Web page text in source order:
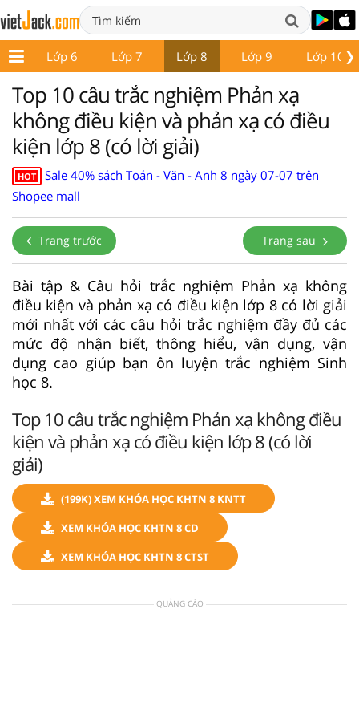
❯
5 Lớp 6 Lớp 7 Lớp 8 Lớp 9 Lớp 10
Top 10 câu trắc nghiệm Phản xạ
không điều kiện và phản xạ có điều
kiện lớp 8 (có lời giải)
HOT
Sale 40% sách Toán - Văn - Anh 8 ngày 07-07 trên
Shopee mall
Trang trước Trang sau
Bài tập & Câu hỏi trắc nghiệm Phản xạ không
điều kiện và phản xạ có điều kiện lớp 8 có lời giải
mới nhất với các câu hỏi trắc nghiệm đầy đủ các
mức độ nhận biết, thông hiểu, vận dụng, vận
dụng cao giúp bạn ôn luyện trắc nghiệm Sinh
học 8.
Top 10 câu trắc nghiệm Phản xạ không điều
kiện và phản xạ có điều kiện lớp 8 (có lời
giải)
(199K) XEM KHÓA HỌC KHTN 8 KNTT
XEM KHÓA HỌC KHTN 8 CD
XEM KHÓA HỌC KHTN 8 CTST
QUẢNG CÁO